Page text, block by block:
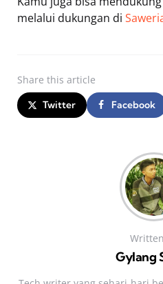
melalui dukungan di
Share this article
Twitter Facebook
Gylang